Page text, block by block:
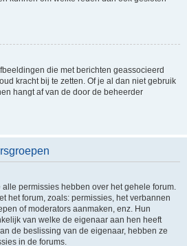
die met berichten geassocieerd
kracht bij te zetten. Of je al dan niet gebruik
hangt af van de door de beheerder
permissies hebben over het gehele forum.
het forum, zoals: permissies, het verbannen
of moderators aanmaken, enz. Hun
van welke de eigenaar aan hen heeft
de beslissing van de eigenaar, hebben ze
in de forums.